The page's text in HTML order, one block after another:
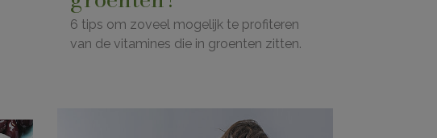
6 tips om zoveel mogelijk te profiteren
van de vitamines die in groenten zitten.